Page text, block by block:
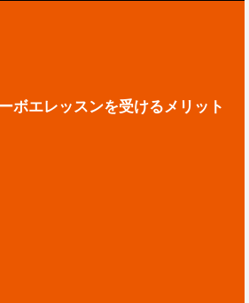
ボエレッスンを受けるメリット